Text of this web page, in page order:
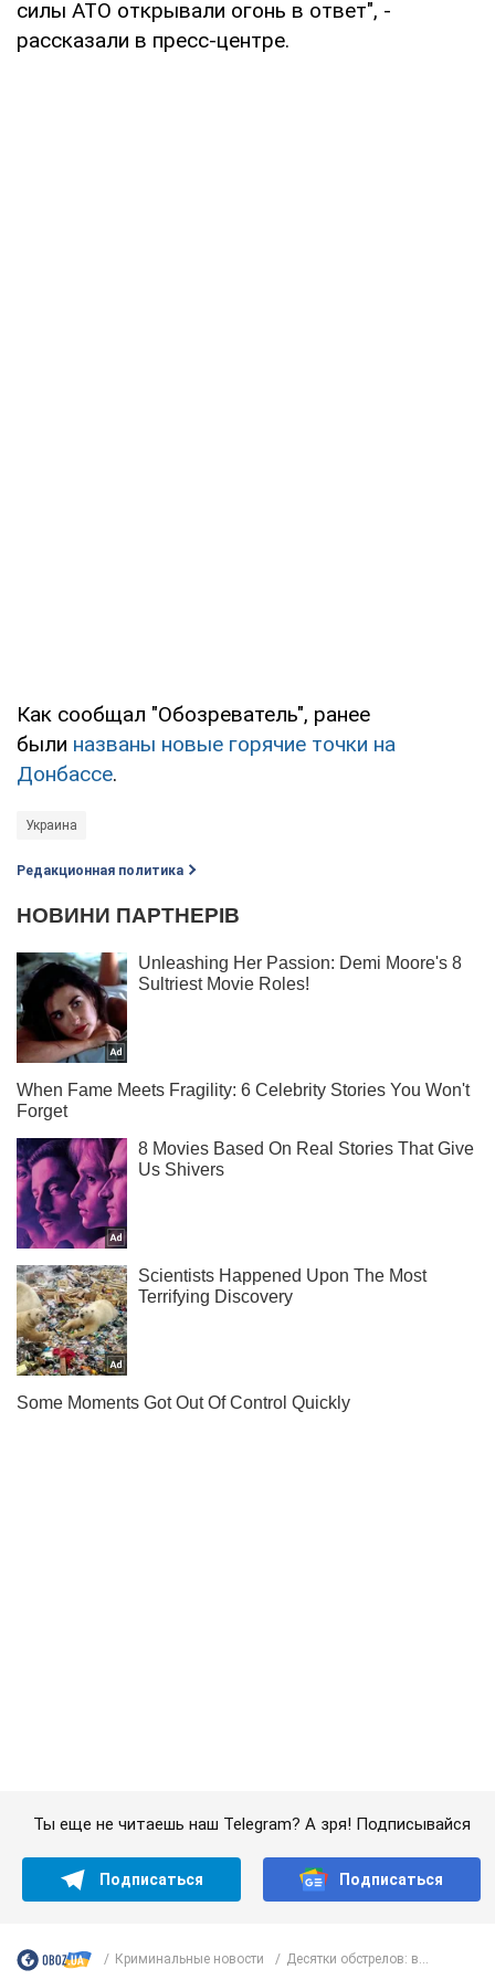
силы АТО открывали огонь в ответ", -
рассказали в пресс-центре.
Как сообщал "Обозреватель", ранее
были названы новые горячие точки на
Донбассе.
Украина
Редакционная политика
формировались сотни лет": в Greenpeace
забили тревогу